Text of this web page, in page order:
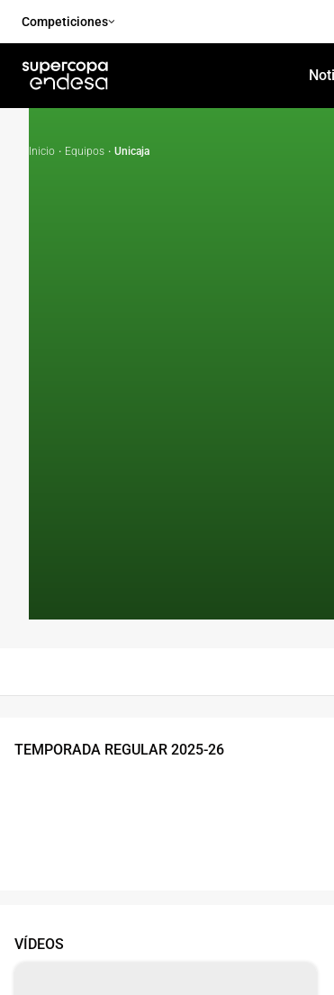
Competiciones
Inicio · Equipos · Unicaja
TEMPORADA REGULAR 2025-26
VÍDEOS